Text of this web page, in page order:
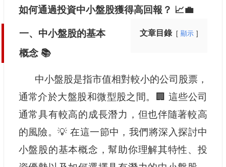
如何通過投資中小盤股獲得高回報？ 📈💼
文章目錄 顯示
一、中小盤股的基本
概念 📚
中小盤股是指市值相對較小的公司股票，
通常介於大盤股和微型股之間。🏢 這些公司
通常具有較高的成長潛力，但也伴隨著較高
的風險。💡 在這一節中，我們將深入探討中
小盤股的基本概念，幫助你理解其特性、投